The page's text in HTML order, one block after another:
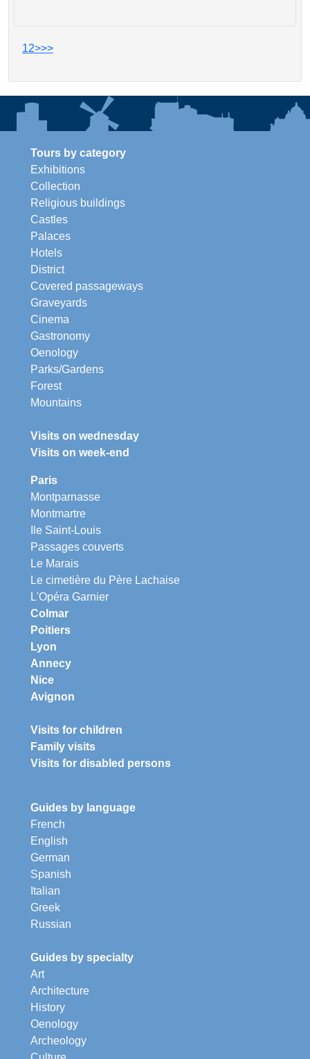
12>>>
Tours by category
Exhibitions
Collection
Religious buildings
Castles
Palaces
Hotels
District
Covered passageways
Graveyards
Cinema
Gastronomy
Oenology
Parks/Gardens
Forest
Mountains
Visits on wednesday
Visits on week-end
Paris
Montparnasse
Montmartre
Ile Saint-Louis
Passages couverts
Le Marais
Le cimetière du Père Lachaise
L'Opéra Garnier
Colmar
Poitiers
Lyon
Annecy
Nice
Avignon
Visits for children
Family visits
Visits for disabled persons
Guides by language
French
English
German
Spanish
Italian
Greek
Russian
Guides by specialty
Art
Architecture
History
Oenology
Archeology